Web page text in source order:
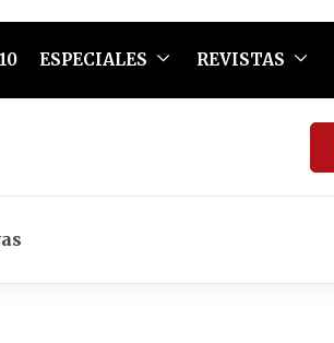
ESPECIALES REVISTAS